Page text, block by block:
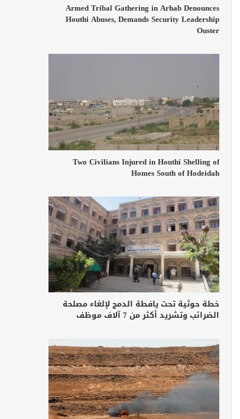
Armed Tribal Gathering in Arhab Denounces
Houthi Abuses, Demands Security Leadership
Ouster
Two Civilians Injured in Houthi Shelling of
Homes South of Hodeidah
خطة حوثية تحت يافطة الدمج لإلغاء مصلحة
الضرائب وتشريد أكثر من 7 آلاف موظف